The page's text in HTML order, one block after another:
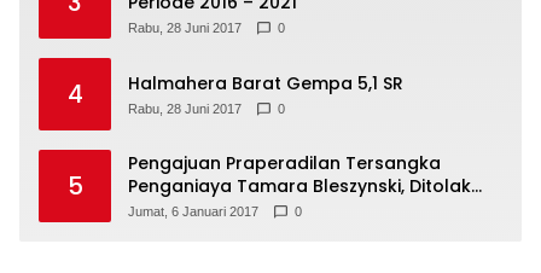
Rabu, 28 Juni 2017 0
4 Halmahera Barat Gempa 5,1 SR
Rabu, 28 Juni 2017 0
5
Pengajuan Praperadilan Tersangka
Penganiaya Tamara Bleszynski, Ditolak
Hakim
Jumat, 6 Januari 2017 0